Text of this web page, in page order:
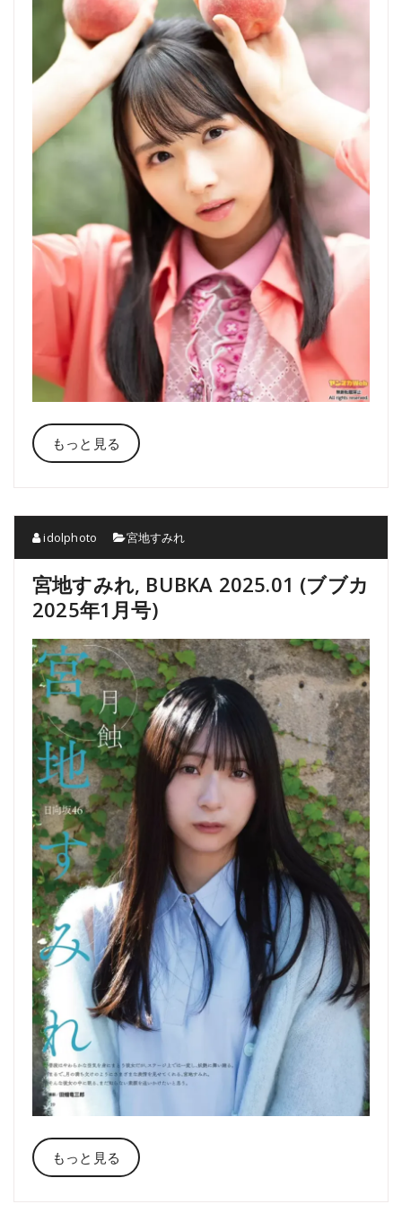
もっと見る
idolphoto 宮地すみれ
宮地すみれ, BUBKA 2025.01 (ブブカ
2025年1月号)
もっと見る